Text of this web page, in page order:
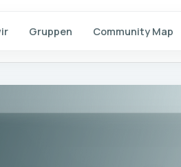
Gruppen Community Map